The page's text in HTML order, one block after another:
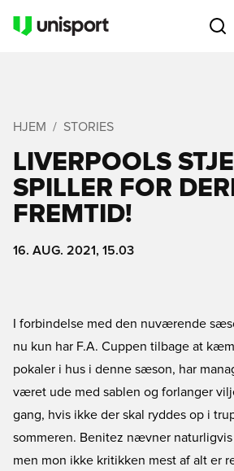
HJEM STORIES
LIVERPOOLS
SPILLER FOR
FREMTID!
16. AUG. 2021, 15.03
I forbindelse med den nuværende
nu kun har F.A. Cuppen tilbage at
pokaler i hus i denne sæson, har
været ude med sablen og forlanger
gang, hvis ikke der skal ryddes op i
sommeren. Benitez nævner
men mon ikke kritikken mest af alt er